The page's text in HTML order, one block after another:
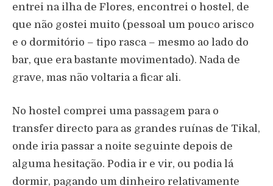
entrei na ilha de Flores, encontrei o hostel, de
que não gostei muito (pessoal um pouco arisco
e o dormitório – tipo rasca – mesmo ao lado do
bar, que era bastante movimentado). Nada de
grave, mas não voltaria a ficar ali.
No hostel comprei uma passagem para o
transfer directo para as grandes ruínas de Tikal,
onde iria passar a noite seguinte depois de
alguma hesitação. Podia ir e vir, ou podia lá
dormir, pagando um dinheiro relativamente